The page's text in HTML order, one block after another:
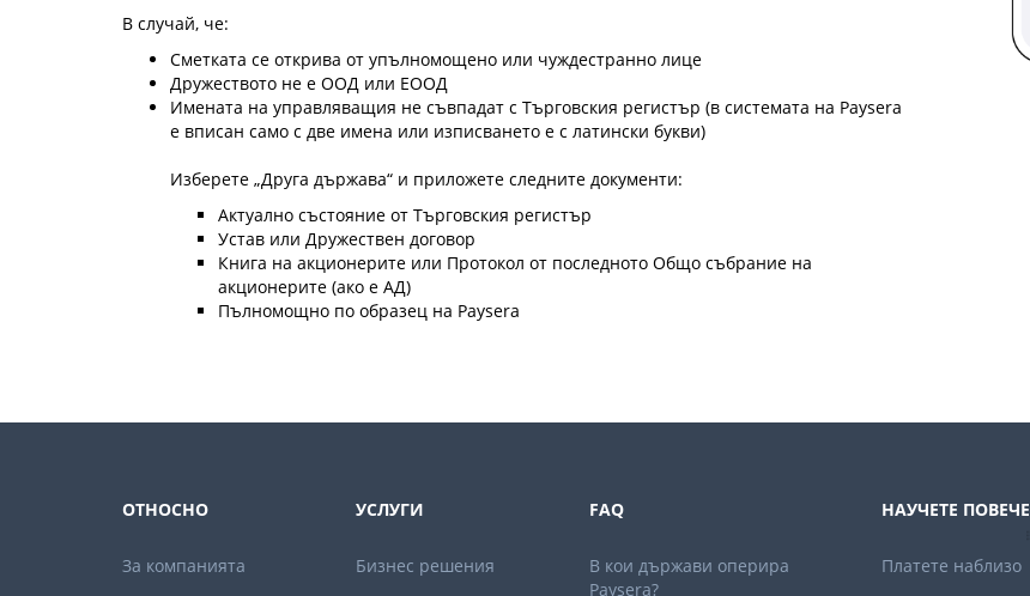
В случай, че:
Сметката се открива от упълномощено или чуждестранно лице
Дружеството не е ООД или ЕООД
Имената на управляващия не съвпадат с Търговския регистър (в системата на Paysera
е вписан само с две имена или изписването е с латински букви)
Изберете „Друга държава“ и приложете следните документи:
Актуално състояние от Търговския регистър
Устав или Дружествен договор
Книга на акционерите или Протокол от последното Общо събрание на
акционерите (ако е АД)
Пълномощно по образец на Paysera
ОТНОСНО
За компанията
УСЛУГИ
Бизнес решения
FAQ
В кои държави оперира
Paysera?
НАУЧЕТЕ ПОВЕЧЕ
Платете наблизо